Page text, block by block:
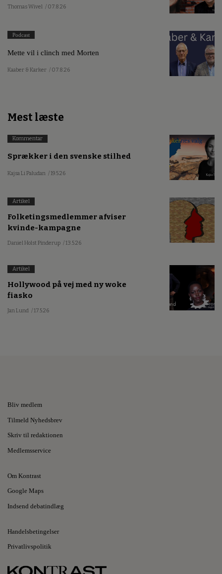
Thomas Wivel / 07.8.26
Podcast
Mette vil i clinch med Morten
Kaaber & Karker / 07.8.26
Mest læste
Kommentar
Sprækker i den svenske stilhed
Kajsa Li Paludan / 19.5.26
Artikel
Folketingsmedlemmer afviser
kvinde-kampagne
Daniel Holst Pinderup / 13.5.26
Artikel
Hollywood på vej med ny woke
fiasko
Jan Lund / 17.5.26
Bliv medlem
Tilmeld Nyhedsbrev
Skriv til redaktionen
Medlemsservice
Om Kontrast
Google Maps
Indsend debatindlæg
Handelsbetingelser
Privatlivspolitik